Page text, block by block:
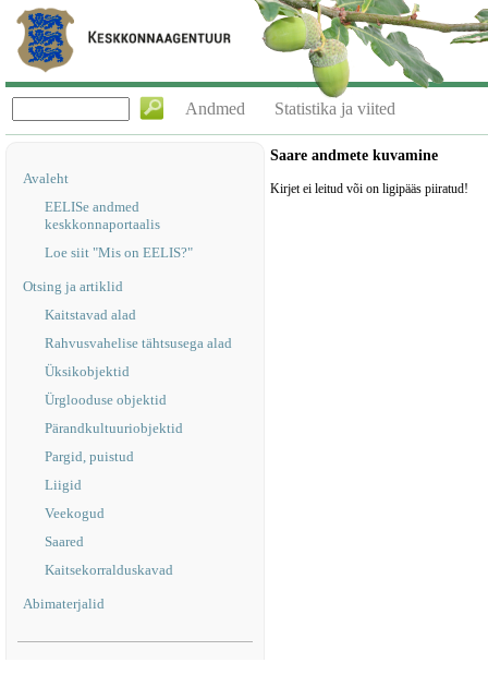
Andmed Statistika ja viited
Avaleht
EELISe andmed
keskkonnaportaalis
Loe siit "Mis on EELIS?"
Otsing ja artiklid
Kaitstavad alad
Rahvusvahelise tähtsusega alad
Üksikobjektid
Ürglooduse objektid
Pärandkultuuriobjektid
Pargid, puistud
Liigid
Veekogud
Saared
Kaitsekorralduskavad
Abimaterjalid
Saare andmete kuvamine
Kirjet ei leitud või on ligipääs piiratud!